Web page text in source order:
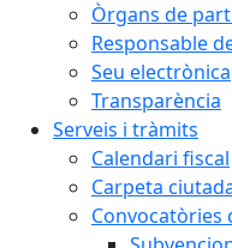
Òrgans de
Responsable
Seu electrònica
Transparència
Serveis i tràmits
Calendari fiscal
Carpeta
Convocatòries